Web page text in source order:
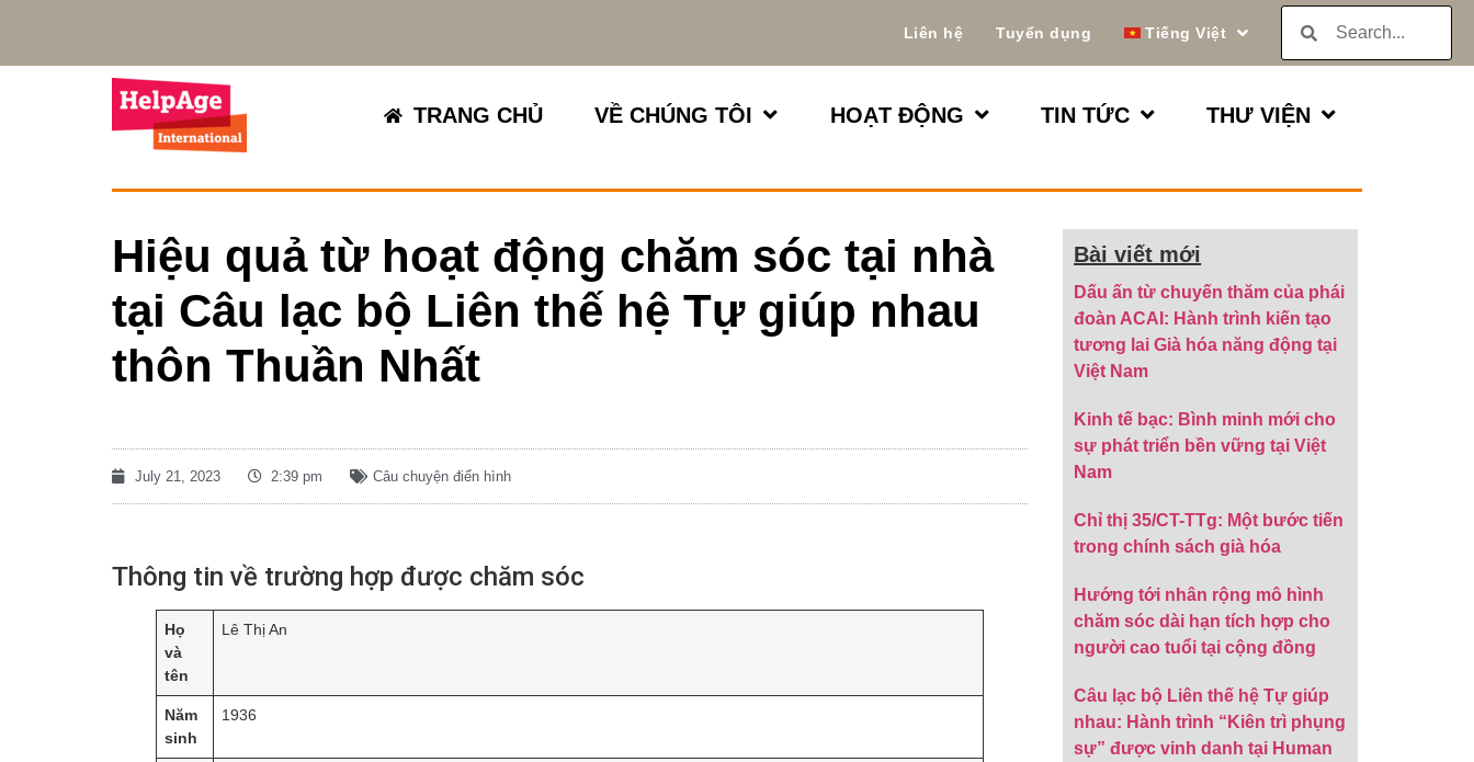
Liên hệ Tuyển dụng Tiếng Việt
TRANG CHỦ VỀ CHÚNG TÔI HOẠT ĐỘNG TIN TỨC THƯ VIỆN
Hiệu quả từ hoạt động chăm sóc tại nhà
tại Câu lạc bộ Liên thế hệ Tự giúp nhau
thôn Thuần Nhất
July 21, 2023 2:39 pm Câu chuyện điển hình
Thông tin về trường hợp được chăm sóc
Họ
và
tên
Lê Thị An
Năm
sinh
1936
Bài viết mới
Dấu ấn từ chuyến thăm của phái
đoàn ACAI: Hành trình kiến tạo
tương lai Già hóa năng động tại
Việt Nam
Kinh tế bạc: Bình minh mới cho
sự phát triển bền vững tại Việt
Nam
Chỉ thị 35/CT-TTg: Một bước tiến
trong chính sách già hóa
Hướng tới nhân rộng mô hình
chăm sóc dài hạn tích hợp cho
người cao tuổi tại cộng đồng
Câu lạc bộ Liên thế hệ Tự giúp
nhau: Hành trình “Kiên trì phụng
sự” được vinh danh tại Human